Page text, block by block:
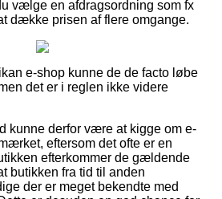
vælge en afdragsordning som fx
dække prisen af flere omgange.
e-shop kunne de de facto løbe
det er i reglen ikke videre
kunne derfor være at kigge om e-
eftersom det ofte er en
efterkommer de gældende
butikken fra tid til anden
der er meget bekendte med